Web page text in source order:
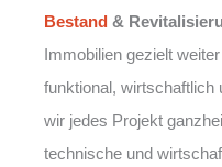
Bestand &
Immobilien gezielt
funktional, wirtschaftlich
wir jedes Projekt
technische und